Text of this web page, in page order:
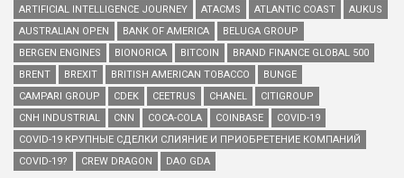
ARTIFICIAL INTELLIGENCE JOURNEY
ATACMS ATLANTIC COAST
AUKUS
AUSTRALIAN OPEN
BANK OF AMERICA
BELUGA GROUP
BERGEN ENGINES
BIONORICA BITCOIN
BRAND FINANCE GLOBAL 500
BRENT
BREXIT BRITISH AMERICAN TOBACCO
BUNGE
CAMPARI GROUP
CDEK CEETRUS CHANEL
CITIGROUP
CNH INDUSTRIAL
CNN COCA-COLA COINBASE
COVID-19
COVID-19 КРУПНЫЕ СДЕЛКИ СЛИЯНИЕ И ПРИОБРЕТЕНИЕ КОМПАНИЙ
COVID-19?
CREW DRAGON DAO GDA